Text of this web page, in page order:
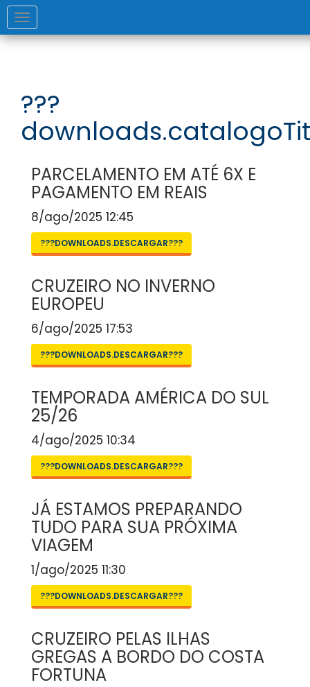
Toggle
navigation
???
PARCELAMENTO EM ATÉ 6X E
PAGAMENTO EM REAIS
8/ago/2025 12:45
???DOWNLOADS.DESCARGAR???
CRUZEIRO NO INVERNO
EUROPEU
6/ago/2025 17:53
???DOWNLOADS.DESCARGAR???
TEMPORADA AMÉRICA DO SUL
25/26
4/ago/2025 10:34
???DOWNLOADS.DESCARGAR???
JÁ ESTAMOS PREPARANDO
TUDO PARA SUA PRÓXIMA
VIAGEM
1/ago/2025 11:30
???DOWNLOADS.DESCARGAR???
CRUZEIRO PELAS ILHAS
GREGAS A BORDO DO COSTA
FORTUNA